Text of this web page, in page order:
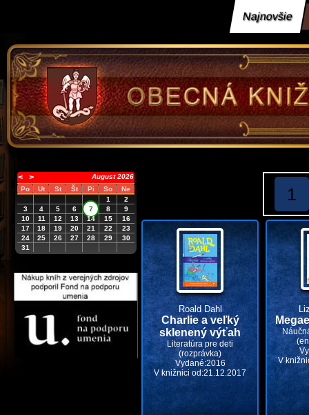
Najnovšie
< >
August 2026
Po
Ut St Št Pi So
Ne
1
2
3
4 5 6 7 8
9
10
11 12 13 14 15
16
17
18 19 20 21 22
23
24
25 26 27 28 29
30
31
1
Roald Dahl
Charlie a veľký
sklenený výťah
Literatúra pre deti
(rozprávka)
Vydané:2016
V knižnici od:21.12.2017
V